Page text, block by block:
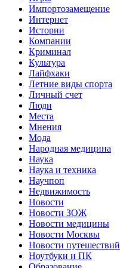
Импортозамещение
Интернет
Истории
Компании
Криминал
Культура
Лайфхаки
Летние виды спорта
Личный счет
Люди
Места
Мнения
Мода
Народная медицина
Наука
Наука и техника
Научпоп
Недвижимость
Новости
Новости ЗОЖ
Новости медицины
Новости Москвы
Новости путешествий
Ноутбуки и ПК